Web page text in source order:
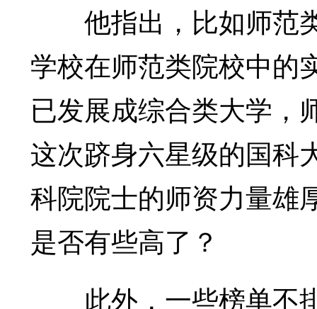
他指出，比如师范
学校在师范类院校中的
已发展成综合类大学，
这次跻身六星级的国科
科院院士的师资力量雄
是否有些高了？
此外，一些榜单不